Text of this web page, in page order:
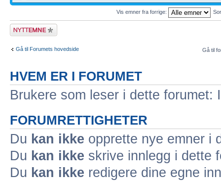
Vis emner fra forrige:
Legg inn et nytt
emne
Gå til Forumets hovedside Gå til
HVEM ER I FORUMET
Brukere som leser i dette
FORUMRETTIGHETER
Du kan ikke opprette nye emner i
Du kan ikke skrive innlegg i dette
Du kan ikke redigere dine egne